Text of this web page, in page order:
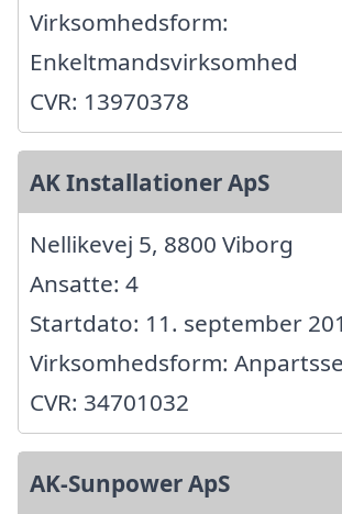
Virksomhedsform:
Enkeltmandsvirksomhed
CVR: 13970378
AK Installationer ApS
Nellikevej 5, 8800 Viborg
Ansatte: 4
Startdato: 11. september
Virksomhedsform:
CVR: 34701032
AK-Sunpower ApS